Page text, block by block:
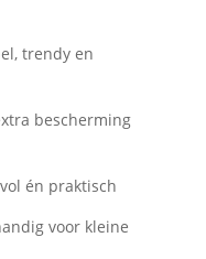
trendy en
bescherming
én praktisch
voor kleine